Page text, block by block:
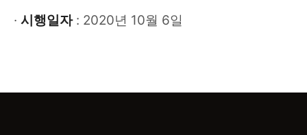
· 시행일자: 2020년 10월 6일